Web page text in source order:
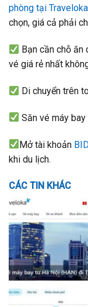
phòng tại Traveloka
chọn, giá cả phải
Bạn cần chỗ ăn
vé giá rẻ nhất
Di chuyển trên
Săn vé máy
Mở tài khoản
khi du lịch.
CÁC TIN KHÁC